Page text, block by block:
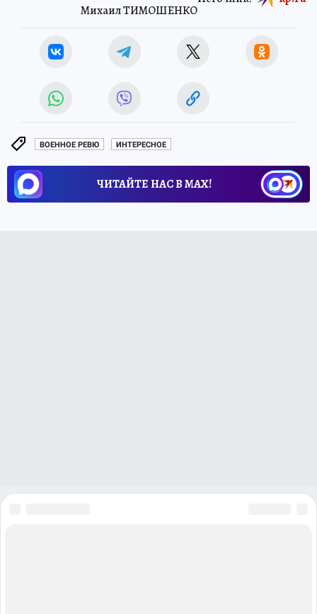
Михаил ТИМОШЕНКО
ВОЕННОЕ РЕВЮ ИНТЕРЕСНОЕ
ЧИТАЙТЕ НАС В МАХ!